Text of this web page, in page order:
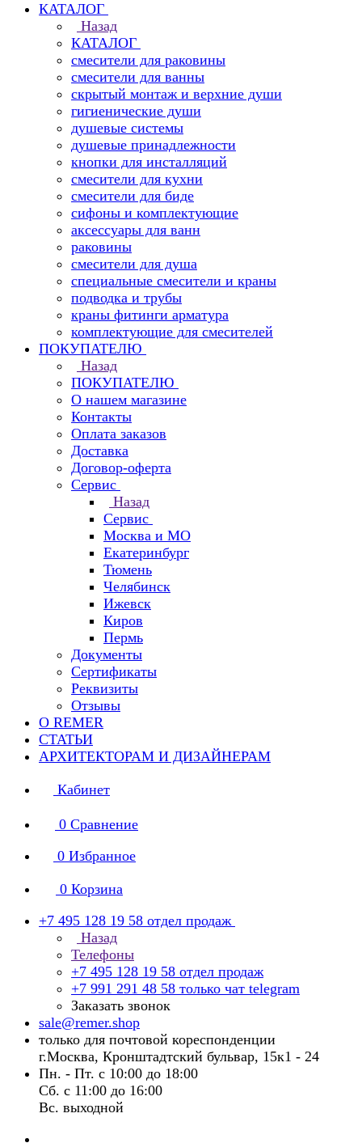
КАТАЛОГ
Назад
КАТАЛОГ
смесители для раковины
смесители для ванны
скрытый монтаж и верхние души
гигиенические души
душевые системы
душевые принадлежности
кнопки для инсталляций
смесители для кухни
смесители для биде
сифоны и комплектующие
аксессуары для ванн
раковины
смесители для душа
специальные смесители и краны
подводка и трубы
краны фитинги арматура
комплектующие для смесителей
ПОКУПАТЕЛЮ
Назад
ПОКУПАТЕЛЮ
О нашем магазине
Контакты
Оплата заказов
Доставка
Договор-оферта
Сервис
Назад
Сервис
Москва и МО
Екатеринбург
Тюмень
Челябинск
Ижевск
Киров
Пермь
Документы
Сертификаты
Реквизиты
Отзывы
О REMER
СТАТЬИ
АРХИТЕКТОРАМ И ДИЗАЙНЕРАМ
Кабинет
0 Сравнение
0 Избранное
0 Корзина
+7 495 128 19 58 отдел продаж
Назад
Телефоны
+7 495 128 19 58 отдел продаж
+7 991 291 48 58 только чат telegram
Заказать звонок
sale@remer.shop
только для почтовой кореспонденции
г.Москва, Кронштадтский бульвар, 15к1 - 24
Пн. - Пт. с 10:00 до 18:00
Сб. с 11:00 до 16:00
Вс. выходной